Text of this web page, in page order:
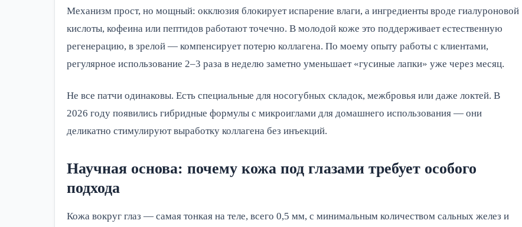
Механизм прост, но мощный: окклюзия блокирует испарение влаги, а ингредиенты вроде гиалуроновой
кислоты, кофеина или пептидов работают точечно. В молодой коже это поддерживает естественную
регенерацию, в зрелой — компенсирует потерю коллагена. По моему опыту работы с клиентами,
регулярное использование 2–3 раза в неделю заметно уменьшает «гусиные лапки» уже через месяц.
Не все патчи одинаковы. Есть специальные для носогубных складок, межбровья или даже локтей. В
2026 году появились гибридные формулы с микроиглами для домашнего использования — они
деликатно стимулируют выработку коллагена без инъекций.
Научная основа: почему кожа под глазами требует особого
подхода
Кожа вокруг глаз — самая тонкая на теле, всего 0,5 мм, с минимальным количеством сальных желез и